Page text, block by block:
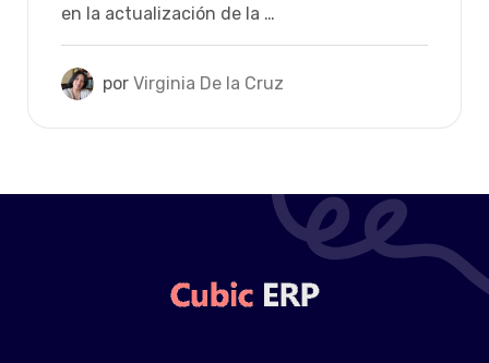
en la actualización de la …
por Virginia De la Cruz